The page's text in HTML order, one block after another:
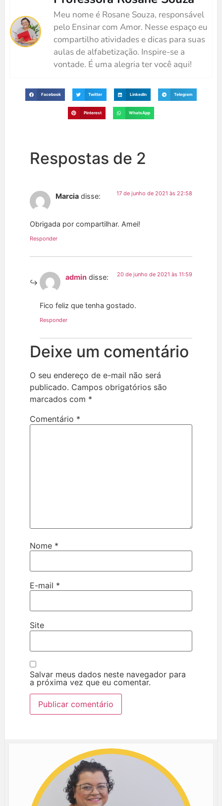
Meu nome é Rosane Souza, responsável
pelo Ensinar com Amor. Nesse espaço eu
compartilho atividades e dicas para suas
aulas de alfabetização. Inspire-se a
vontade. É uma alegria ter você aqui!
Facebook Twitter LinkedIn Telegram
Pinterest WhatsApp
Respostas de 2
Marcia disse: 17 de junho de 2021 às 22:58
Obrigada por compartilhar. Amei!
Responder
admin disse: 20 de junho de 2021 às 11:59
Fico feliz que tenha gostado.
Responder
Deixe um comentário
O seu endereço de e-mail não será
publicado. Campos obrigatórios são
marcados com *
Comentário *
Nome *
E-mail *
Site
Salvar meus dados neste navegador para
a próxima vez que eu comentar.